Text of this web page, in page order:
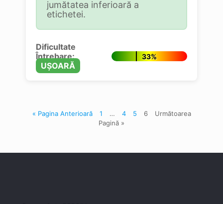
jumătatea inferioară a
etichetei.
Dificultate
Întrebare:
UȘOARĂ
33%
« Pagina Anterioară 1 … 4 5 6
Următoarea
Pagină »